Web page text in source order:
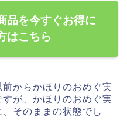
品を今すぐお得に
はこちら
からかほりのおめぐ実
が、かほりのおめぐ実
そのままの状態でし